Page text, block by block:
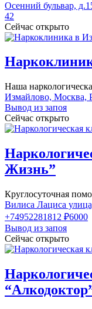
Осенний бульвар,
42
Сейчас открыто
Наша
Измайлово, Москва,
Вывод из запоя
Сейчас открыто
Жизнь”
Круглосуточная
Вилиса Лациса
+74952281812 ₽6000
Вывод из запоя
Сейчас открыто